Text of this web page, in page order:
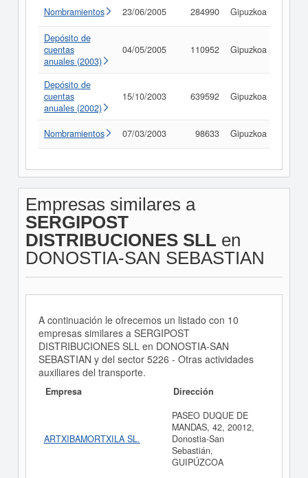
Nombramientos 23/06/2005 284990 Gipuzkoa
Depósito de
cuentas
anuales (2003)
04/05/2005 110952 Gipuzkoa
Depósito de
cuentas
anuales (2002)
15/10/2003 639592 Gipuzkoa
Nombramientos 07/03/2003 98633 Gipuzkoa
Empresas similares a
SERGIPOST
DISTRIBUCIONES SLL en
DONOSTIA-SAN SEBASTIAN
A continuación le ofrecemos un listado con 10
empresas similares a SERGIPOST
DISTRIBUCIONES SLL en DONOSTIA-SAN
SEBASTIAN y del sector 5226 - Otras actividades
auxiliares del transporte.
Empresa Dirección
ARTXIBAMORTXILA SL.
PASEO DUQUE DE
MANDAS, 42, 20012,
Donostia-San
Sebastián,
GUIPÚZCOA